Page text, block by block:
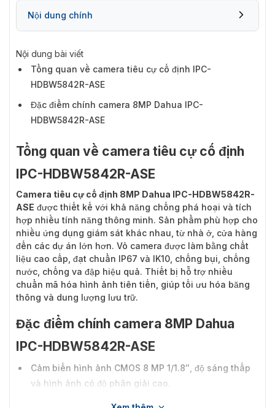
Nội dung chính
Nội dung bài viết
Tổng quan về camera tiêu cự cố định IPC-
HDBW5842R-ASE
Đặc điểm chính camera 8MP Dahua IPC-
HDBW5842R-ASE
Tổng quan về camera tiêu cự cố định
IPC-HDBW5842R-ASE
Camera tiêu cự cố định 8MP Dahua IPC-HDBW5842R-
ASE được thiết kế với khả năng chống phá hoại và tích
hợp nhiều tính năng thông minh. Sản phẩm phù hợp cho
nhiều ứng dụng giám sát khác nhau, từ nhà ở, cửa hàng
đến các dự án lớn hơn. Vỏ camera được làm bằng chất
liệu cao cấp, đạt chuẩn IP67 và IK10, chống bụi, chống
nước, chống va đập hiệu quả. Thiết bị hỗ trợ nhiều
chuẩn mã hóa hình ảnh tiên tiến, giúp tối ưu hóa băng
thông và dung lượng lưu trữ.
Đặc điểm chính camera 8MP Dahua
IPC-HDBW5842R-ASE
Cảm biến hình ảnh CMOS 8 MP 1/1.8″, độ sáng thấp
và hình ảnh có độ phân giải cao.
Đầu ra tối đa 8 MP (3840×2160) @25/30fps